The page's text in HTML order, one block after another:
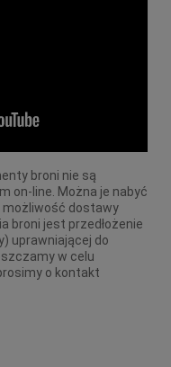
broni nie są
on-line. Można je nabyć
możliwość dostawy
broni jest przedłożenie
uprawniającej do
w celu
o kontakt